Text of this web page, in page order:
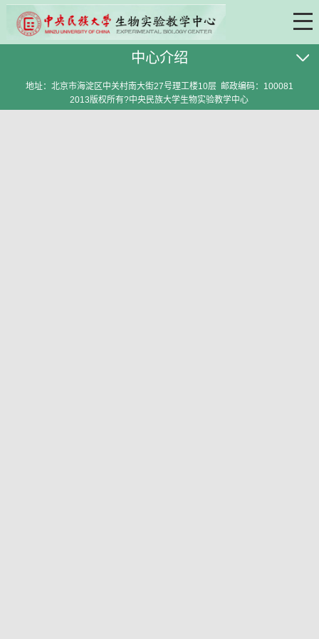
中心介绍
地址：北京市海淀区中关村南大街27号理工楼10层 邮政编码：100081
2013版权所有?中央民族大学生物实验教学中心